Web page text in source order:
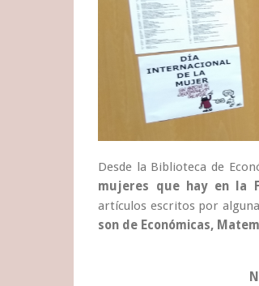
Desde la Biblioteca de
mujeres que hay en la
artículos escritos por
son de Económicas,